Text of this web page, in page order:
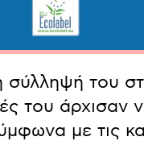
σύλληψή του
του άρχισαν
με τις